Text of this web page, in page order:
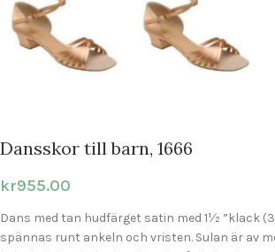
Dansskor till barn, 1666
kr955.00
Dans med tan hudfärget satin med 1½ ”klack
spännas runt ankeln och vristen. Sulan är av